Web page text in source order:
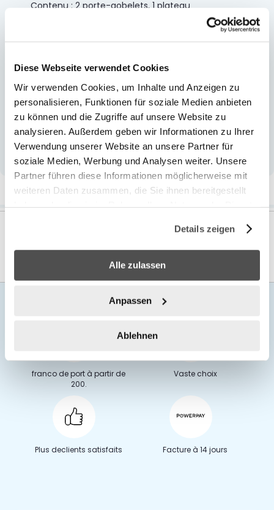
Diese Webseite verwendet Cookies
Wir verwenden Cookies, um Inhalte und Anzeigen zu
personalisieren, Funktionen für soziale Medien anbieten
zu können und die Zugriffe auf unsere Website zu
analysieren. Außerdem geben wir Informationen zu Ihrer
Verwendung unserer Website an unsere Partner für
soziale Medien, Werbung und Analysen weiter. Unsere
Partner führen diese Informationen möglicherweise mit
weiteren Daten zusammen, die Sie ihnen bereitgestellt
Details zeigen
Alle zulassen
Anpassen
Ablehnen
Contenu : 2 porte-gobelets, 1 plateau
Vous permet de garder les boissons et les encas
à positionner n’importe où sur le haut de la paroi
latérale du spa
Compatible avec tous les spas dont l'épaisseur
de la paroi est comprise entre 20 et 27 cm
Contenu : 2 porte-gobelets, 1 plateau
Plus d’information
franco de port à partir de
200.
Vaste choix
Plus declients satisfaits Facture à 14 jours